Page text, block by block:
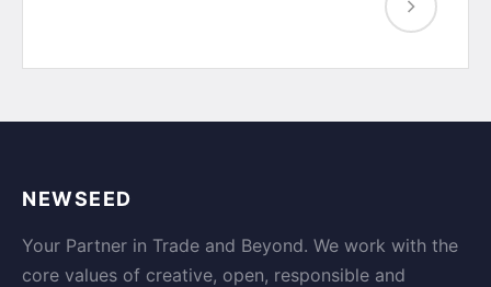
NEWSEED
Your Partner in Trade and Beyond. We work with the
core values of creative, open, responsible and